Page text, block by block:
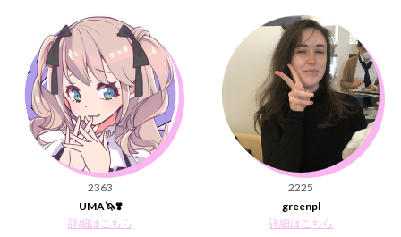
2363
UMA🦄❣️
詳細はこちら
2225
greenpl
詳細はこちら